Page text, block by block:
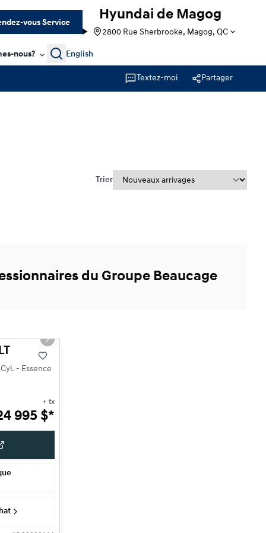
vous Service
Hyundai de Magog
2800 Rue Sherbrooke, Magog, QC
nous? Search
English
Textez-moi Partager
Trier
du Groupe Beaucage
Next slide
- Essence
+ tx
995 $*